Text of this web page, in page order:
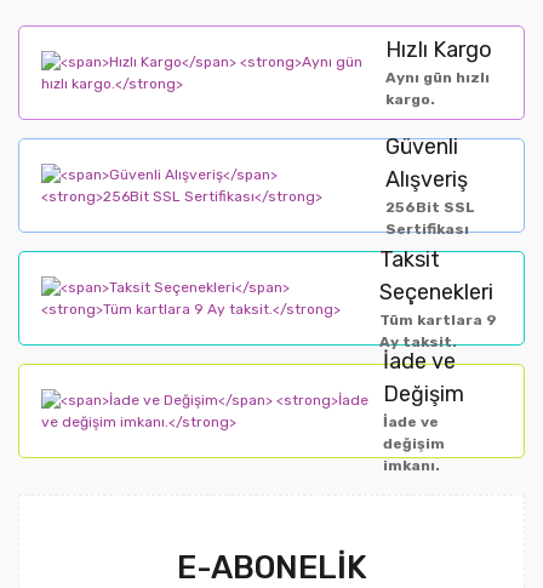
Hızlı Kargo
Aynı gün hızlı
kargo.
Güvenli
Alışveriş
256Bit SSL
Sertifikası
Taksit
Seçenekleri
Tüm kartlara 9
Ay taksit.
İade ve
Değişim
İade ve
değişim
imkanı.
E-ABONELİK